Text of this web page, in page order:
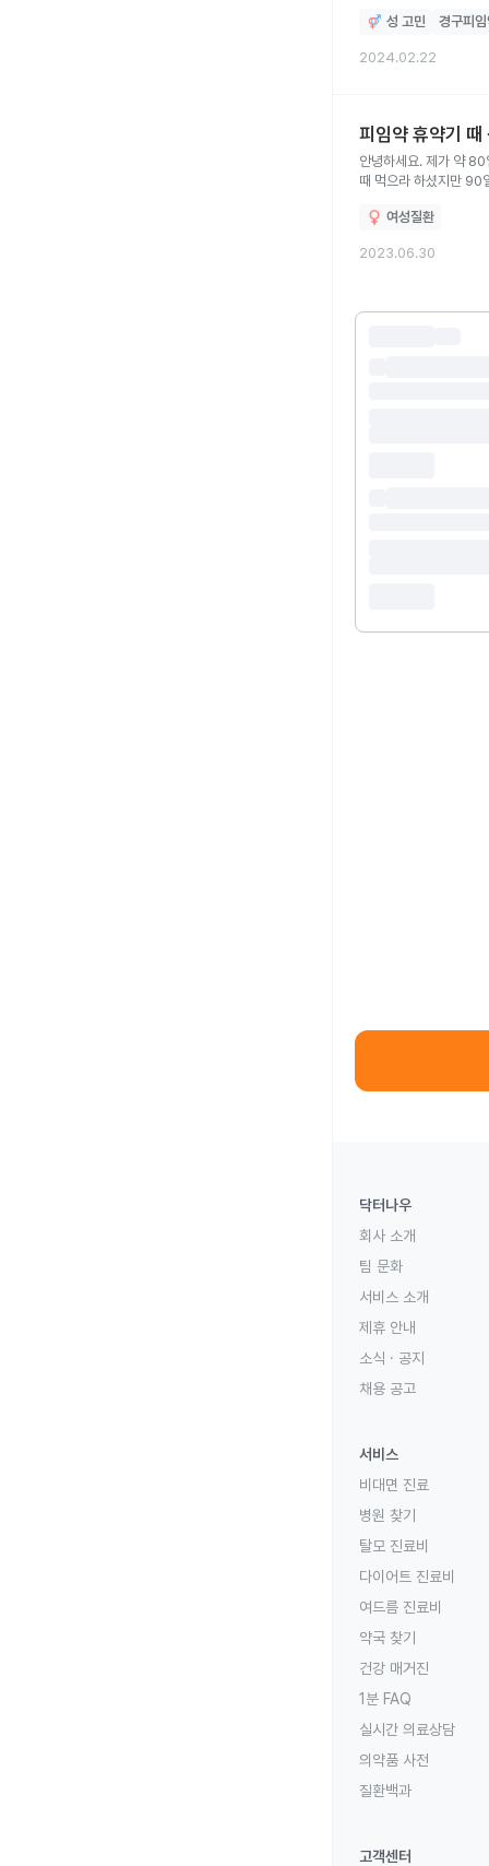
성 고민 경구피
2024.02.22
피임약 휴약기 때
안녕하세요. 제가 약 80
때 먹으라 하셨지만 90
가지고 다음달 약 복용
다낭성 난소 증후군 소
여성질환
2023.06.30
닥터나우
회사 소개
팀 문화
서비스 소개
제휴 안내
소식 · 공지
채용 공고
서비스
비대면 진료
병원 찾기
탈모 진료비
다이어트 진료비
여드름 진료비
약국 찾기
건강 매거진
1분 FAQ
실시간 의료상담
의약품 사전
질환백과
고객센터